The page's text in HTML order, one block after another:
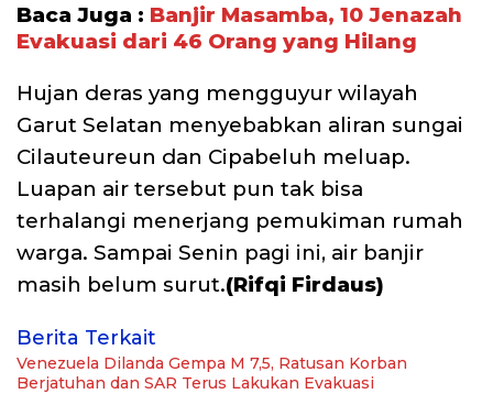
Baca Juga : Banjir Masamba, 10 Jenazah
Evakuasi dari 46 Orang yang Hilang
Hujan deras yang mengguyur wilayah
Garut Selatan menyebabkan aliran sungai
Cilauteureun dan Cipabeluh meluap.
Luapan air tersebut pun tak bisa
terhalangi menerjang pemukiman rumah
warga. Sampai Senin pagi ini, air banjir
masih belum surut.(Rifqi Firdaus)
Berita Terkait
Venezuela Dilanda Gempa M 7,5, Ratusan Korban
Berjatuhan dan SAR Terus Lakukan Evakuasi